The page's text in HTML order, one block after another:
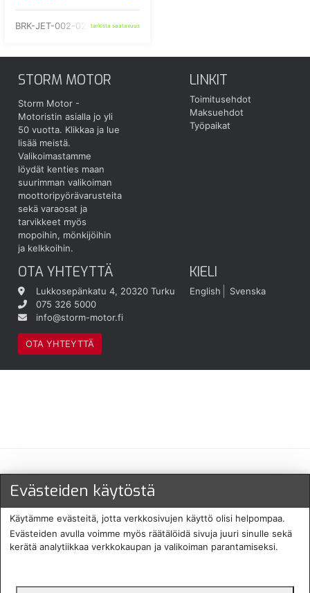
BRK-JET-002-02-ORtarkista saatavuus
STORM MOTOR
Storm Motor -
Motoristin asialla jo yli
50 vuotta. Klikkaa ja lue
lisää meistä.
Valikoimastamme
löydät kenties maan
suurimman valikoiman
moottoripyörävarusteita
sekä varaosat ja
tarvikkeet myös
mopoihin, mönkijöihin
ja kelkkoihin.
LINKIT
Toimitusehdot
Maksuehdot
Työpaikat
OTA YHTEYTTÄ
Lukkosepänkatu 4, 20320 Turku
075 326 5000
info@storm-motor.fi
OTA YHTEYTTÄ
KIELI
English Svenska
Maksu- ja toimitustavat
Evästeiden käytöstä
Käytämme evästeitä, jotta verkkosivujen käyttö olisi helpompaa.
Evästeiden avulla voimme myös räätälöidä sivuja juuri sinulle sekä
kerätä analytiikkaa verkkokaupan ja valikoiman parantamiseksi.